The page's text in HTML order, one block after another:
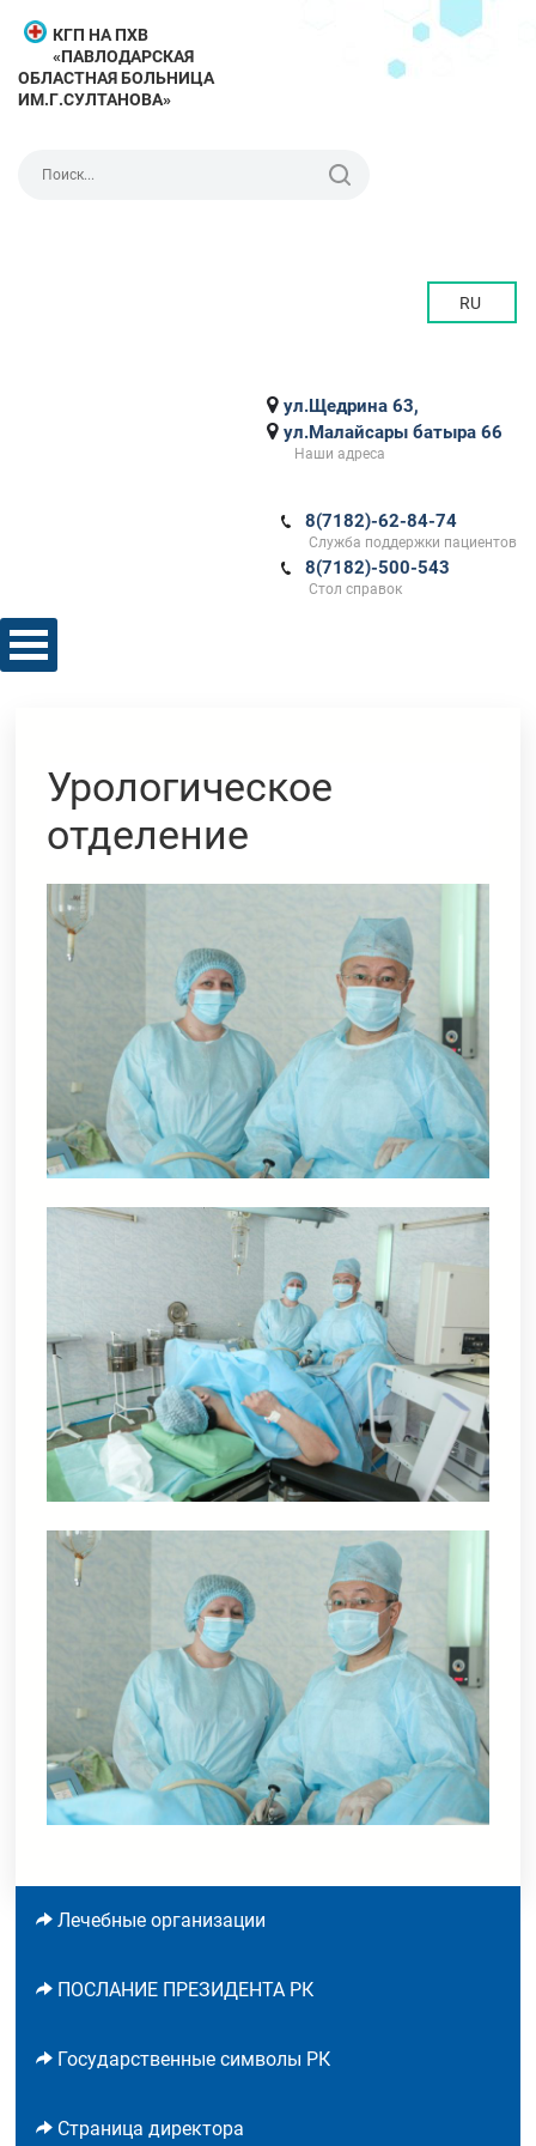
КГП НА ПХВ
«ПАВЛОДАРСКАЯ
ОБЛАСТНАЯ БОЛЬНИЦА
ИМ.Г.СУЛТАНОВА»
RU
ул.Щедрина 63,
ул.Малайсары батыра 66
Наши адреса
8(7182)-62-84-74
Служба поддержки пациентов
8(7182)-500-543
Стол справок
Урологическое
отделение
Лечебные организации
ПОСЛАНИЕ ПРЕЗИДЕНТА РК
Государственные символы РК
Страница директора